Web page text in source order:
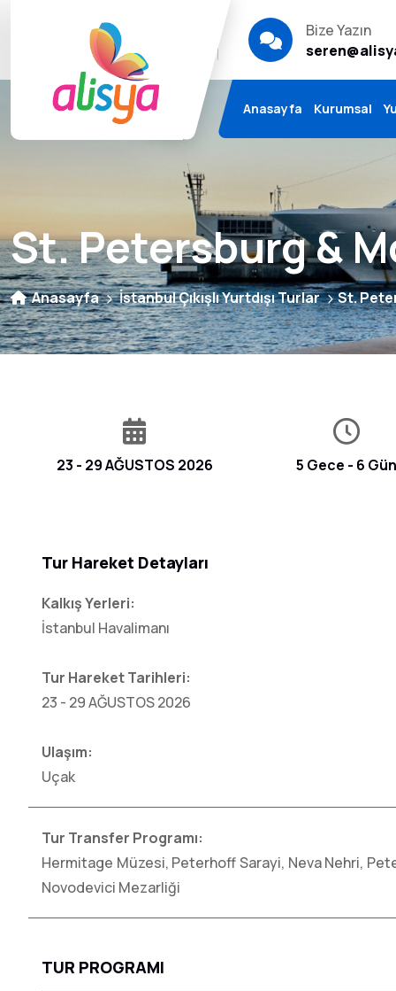
Bize Sorun
Sıkça Sorulanlar
Bize Yazın
Anasayfa Kurumsal
St. Petersburg &
Anasayfa İstanbul Çıkışlı Yurtdışı Turlar St.
23 - 29 AĞUSTOS 2026 5 Gece - 6 Gün
Tur Hareket Detayları
Kalkış Yerleri:
İstanbul Havalimanı
Tur Hareket Tarihleri:
23 - 29 AĞUSTOS 2026
Ulaşım:
Uçak
Tur Transfer Programı:
Hermitage Müzesi, Peterhoff Sarayi, Neva Nehri,
Novodevici Mezarliği
TUR PROGRAMI